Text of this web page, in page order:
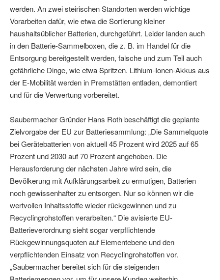
werden. An zwei steirischen Standorten werden wichtige
Vorarbeiten dafür, wie etwa die Sortierung kleiner
haushaltsüblicher Batterien, durchgeführt. Leider landen auch
in den Batterie-Sammelboxen, die z. B. im Handel für die
Entsorgung bereitgestellt werden, falsche und zum Teil auch
gefährliche Dinge, wie etwa Spritzen. Lithium-Ionen-Akkus aus
der E-Mobilität werden in Premstätten entladen, demontiert
und für die Verwertung vorbereitet.
Saubermacher Gründer Hans Roth beschäftigt die geplante
Zielvorgabe der EU zur Batteriesammlung: „Die Sammelquote
bei Gerätebatterien von aktuell 45 Prozent wird 2025 auf 65
Prozent und 2030 auf 70 Prozent angehoben. Die
Herausforderung der nächsten Jahre wird sein, die
Bevölkerung mit Aufklärungsarbeit zu ermutigen, Batterien
noch gewissenhafter zu entsorgen. Nur so können wir die
wertvollen Inhaltsstoffe wieder rückgewinnen und zu
Recyclingrohstoffen verarbeiten.“ Die avisierte EU-
Batterieverordnung sieht sogar verpflichtende
Rückgewinnungsquoten auf Elementebene und den
verpflichtenden Einsatz von Recyclingrohstoffen vor.
„Saubermacher bereitet sich für die steigenden